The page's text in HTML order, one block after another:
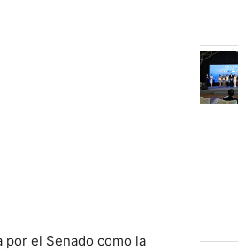
por el Senado como la